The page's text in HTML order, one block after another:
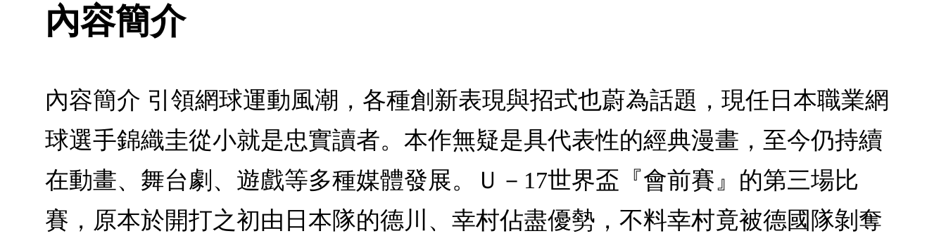
內容簡介
內容簡介 引領網球運動風潮，各種創新表現與招式也蔚為話題，現任日本職業網
球選手錦織圭從小就是忠實讀者。本作無疑是具代表性的經典漫畫，至今仍持續
在動畫、舞台劇、遊戲等多種媒體發展。Ｕ－17世界盃『會前賽』的第三場比
賽，原本於開打之初由日本隊的德川、幸村佔盡優勢，不料幸村竟被德國隊剝奪